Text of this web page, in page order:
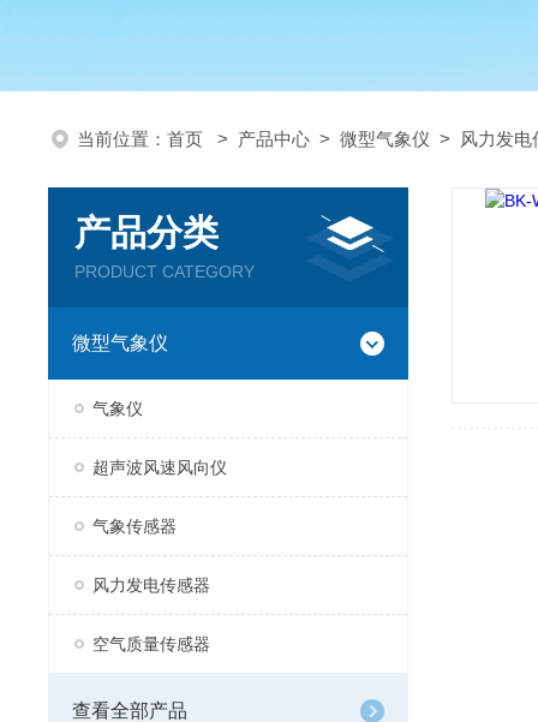
当前位置： 首页 > 产品中心 > 微型气象仪 > 风力发电
产品分类
PRODUCT CATEGORY
微型气象仪
气象仪
超声波风速风向仪
气象传感器
风力发电传感器
空气质量传感器
查看全部产品